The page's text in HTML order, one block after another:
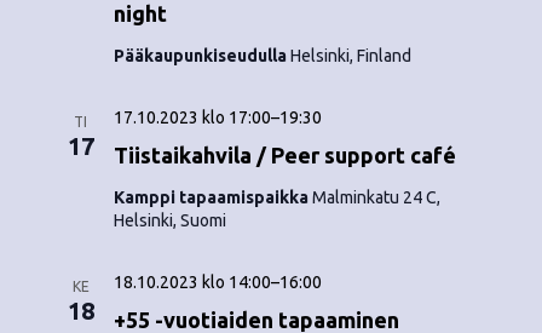
night
PääkaupunkiseudullaHelsinki, Finland
TI
17 Tiistaikahvila / Peer support café
17.10.2023 klo 17:00–19:30
Kamppi tapaamispaikkaMalminkatu 24 C,
Helsinki, Suomi
KE
18 +55 -vuotiaiden tapaaminen
18.10.2023 klo 14:00–16:00